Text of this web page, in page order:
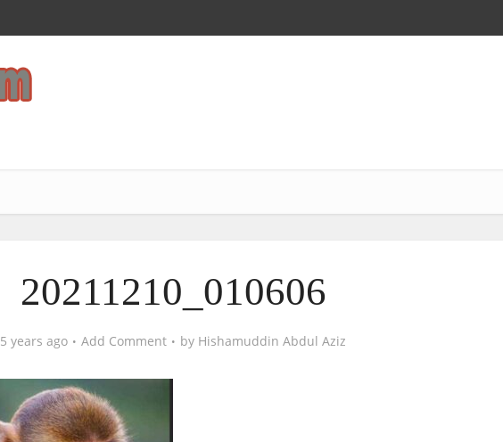
20211210_010606
5 years ago Add Comment by Hishamuddin Abdul Aziz